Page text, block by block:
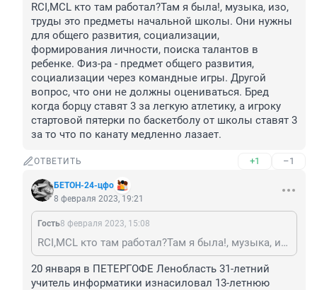
RCI,MCL кто там работал?Там я была!, музыка, изо,
труды это предметы начальной школы. Они нужны
для общего развития, социализации,
формирования личности, поиска талантов в
ребенке. Физ-ра - предмет общего развития,
социализации через командные игры. Другой
вопрос, что они не должны оцениваться. Бред
когда борцу ставят 3 за легкую атлетику, а игроку
стартовой пятерки по баскетболу от школы ставят 3
за то что по канату медленно лазает.
ОТВЕТИТЬ +1 –1
БЕТОН-24-цфо
8 февраля 2023, 19:21
Гость8 февраля 2023, 15:08
RCI,MCL кто там работал?Там я была!, музыка, изо, труды это предметы начальной школы. Они нужны для общего развития, социализации, формирования личности, поиска талантов в ребенке. Физ-ра - предмет общего развития, социализации через командные игры. Другой вопрос, что они не должны оцениваться. Бред когда борцу ставят 3 за легкую атлетику, а игроку стартовой пятерки по баскетболу от школы ставят 3 за то что по канату медленно лазает.
20 января в ПЕТЕРГОФЕ Ленобласть 31-летний
учитель информатики изнасиловал 13-летнюю